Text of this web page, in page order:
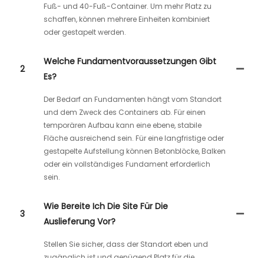
Fuß- und 40-Fuß-Container. Um mehr Platz zu
schaffen, können mehrere Einheiten kombiniert
oder gestapelt werden.
2
Welche Fundamentvoraussetzungen Gibt
Es?
Der Bedarf an Fundamenten hängt vom Standort
und dem Zweck des Containers ab. Für einen
temporären Aufbau kann eine ebene, stabile
Fläche ausreichend sein. Für eine langfristige oder
gestapelte Aufstellung können Betonblöcke, Balken
oder ein vollständiges Fundament erforderlich
sein.
3
Wie Bereite Ich Die Site Für Die
Auslieferung Vor?
Stellen Sie sicher, dass der Standort eben und